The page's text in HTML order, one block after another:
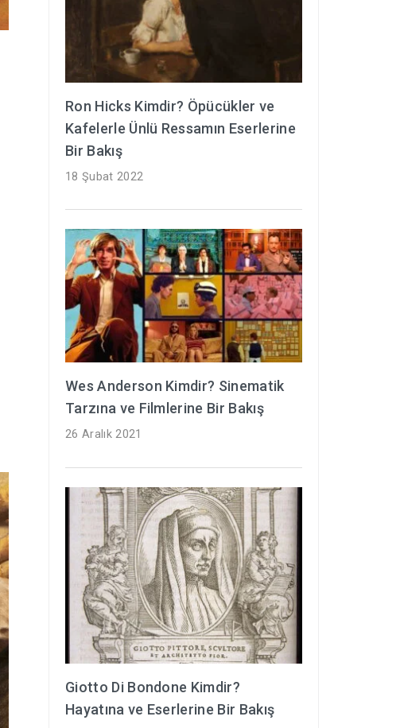
Ron Hicks Kimdir? Öpücükler ve
Kafelerle Ünlü Ressamın Eserlerine
Bir Bakış
18 Şubat 2022
Wes Anderson Kimdir? Sinematik
Tarzına ve Filmlerine Bir Bakış
26 Aralık 2021
Giotto Di Bondone Kimdir?
Hayatına ve Eserlerine Bir Bakış